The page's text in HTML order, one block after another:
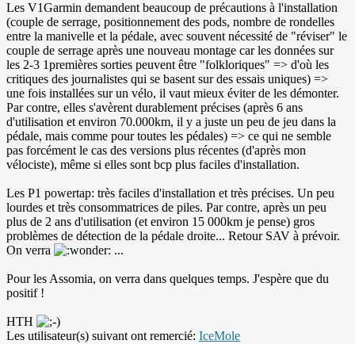
Les V1Garmin demandent beaucoup de précautions à l'installation
(couple de serrage, positionnement des pods, nombre de rondelles
entre la manivelle et la pédale, avec souvent nécessité de "réviser" le
couple de serrage après une nouveau montage car les données sur
les 2-3 1premières sorties peuvent être "folkloriques" => d'où les
critiques des journalistes qui se basent sur des essais uniques) =>
une fois installées sur un vélo, il vaut mieux éviter de les démonter.
Par contre, elles s'avèrent durablement précises (après 6 ans
d'utilisation et environ 70.000km, il y a juste un peu de jeu dans la
pédale, mais comme pour toutes les pédales) => ce qui ne semble
pas forcément le cas des versions plus récentes (d'après mon
vélociste), même si elles sont bcp plus faciles d'installation.
Les P1 powertap: très faciles d'installation et très précises. Un peu
lourdes et très consommatrices de piles. Par contre, après un peu
plus de 2 ans d'utilisation (et environ 15 000km je pense) gros
problèmes de détection de la pédale droite... Retour SAV à prévoir.
On verra
...
Pour les Assomia, on verra dans quelques temps. J'espère que du
positif !
HTH
Les utilisateur(s) suivant ont remercié: IceMole